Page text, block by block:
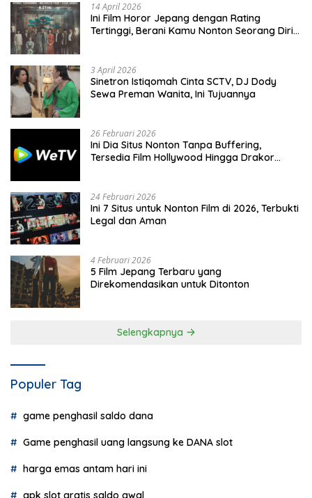
14 April 2026
Ini Film Horor Jepang dengan Rating
Tertinggi, Berani Kamu Nonton Seorang Diri
3 April 2026
Sinetron Istiqomah Cinta SCTV, DJ Dody
Sewa Preman Wanita, Ini Tujuannya
26 Februari 2026
Ini Dia Situs Nonton Tanpa Buffering,
Tersedia Film Hollywood Hingga Drakor
24 Februari 2026
Ini 7 Situs untuk Nonton Film di 2026, Terbukti
Legal dan Aman
4 Februari 2026
5 Film Jepang Terbaru yang
Direkomendasikan untuk Ditonton
Selengkapnya
Populer Tag
game penghasil saldo dana
Game penghasil uang langsung ke DANA slot
harga emas antam hari ini